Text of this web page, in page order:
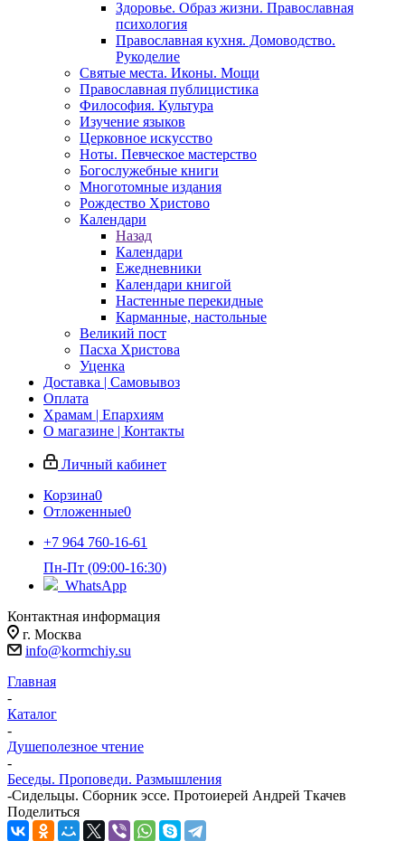
Здоровье. Образ жизни. Православная
психология
Православная кухня. Домоводство.
Рукоделие
Святые места. Иконы. Мощи
Православная публицистика
Философия. Культура
Изучение языков
Церковное искусство
Ноты. Певческое мастерство
Богослужебные книги
Многотомные издания
Рождество Христово
Календари
Назад
Календари
Ежедневники
Календари книгой
Настенные перекидные
Карманные, настольные
Великий пост
Пасха Христова
Уценка
Доставка | Самовывоз
Оплата
Храмам | Епархиям
О магазине | Контакты
Личный кабинет
Корзина0
Отложенные0
+7 964 760-16-61
Пн-Пт (09:00-16:30)
WhatsApp
Контактная информация
г. Москва
info@kormchiy.su
Главная
-
Каталог
-
Душеполезное чтение
-
Беседы. Проповеди. Размышления
-Сидельцы. Сборник эссе. Протоиерей Андрей Ткачев
Поделиться